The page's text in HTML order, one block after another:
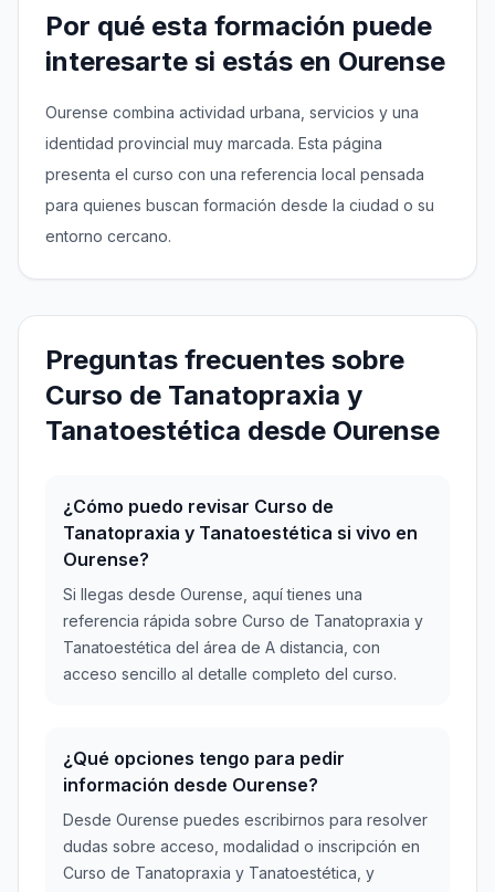
Por qué esta formación puede
interesarte si estás en Ourense
Ourense combina actividad urbana, servicios y una
identidad provincial muy marcada. Esta página
presenta el curso con una referencia local pensada
para quienes buscan formación desde la ciudad o su
entorno cercano.
Preguntas frecuentes sobre
Curso de Tanatopraxia y
Tanatoestética desde Ourense
¿Cómo puedo revisar Curso de
Tanatopraxia y Tanatoestética si vivo en
Ourense?
Si llegas desde Ourense, aquí tienes una
referencia rápida sobre Curso de Tanatopraxia y
Tanatoestética del área de A distancia, con
acceso sencillo al detalle completo del curso.
¿Qué opciones tengo para pedir
información desde Ourense?
Desde Ourense puedes escribirnos para resolver
dudas sobre acceso, modalidad o inscripción en
Curso de Tanatopraxia y Tanatoestética, y